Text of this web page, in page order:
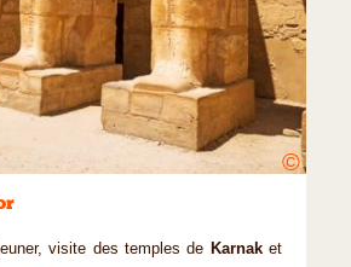
©
visite des temples de Karnaket